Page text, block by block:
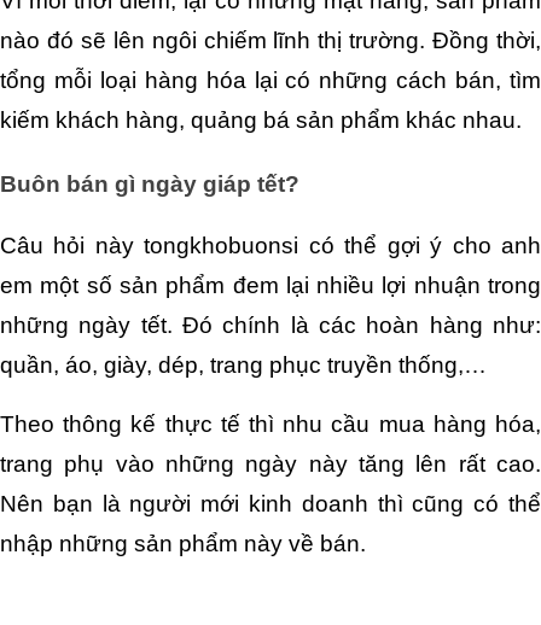
nào đó sẽ lên ngôi chiếm lĩnh thị trường. Đồng thời,
tổng mỗi loại hàng hóa lại có những cách bán, tìm
kiếm khách hàng, quảng bá sản phẩm khác nhau.
Buôn bán gì ngày giáp tết?
Câu hỏi này tongkhobuonsi có thể gợi ý cho anh
em một số sản phẩm đem lại nhiều lợi nhuận trong
những ngày tết. Đó chính là các hoàn hàng như:
quần, áo, giày, dép, trang phục truyền thống,…
Theo thông kế thực tế thì nhu cầu mua hàng hóa,
trang phụ vào những ngày này tăng lên rất cao.
Nên bạn là người mới kinh doanh thì cũng có thể
nhập những sản phẩm này về bán.